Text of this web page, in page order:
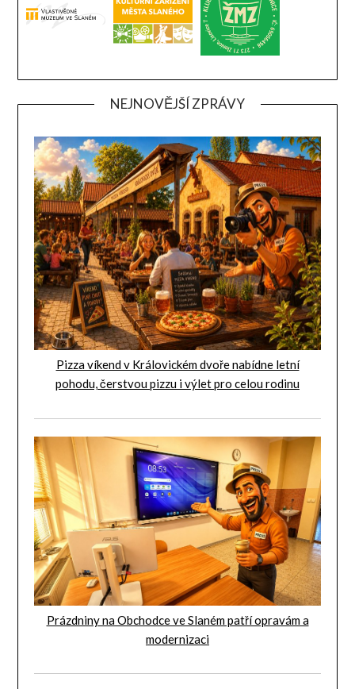
NEJNOVĚJŠÍ ZPRÁVY
Pizza víkend v Královickém dvoře nabídne letní
pohodu, čerstvou pizzu i výlet pro celou rodinu
Prázdniny na Obchodce ve Slaném patří opravám a
modernizaci